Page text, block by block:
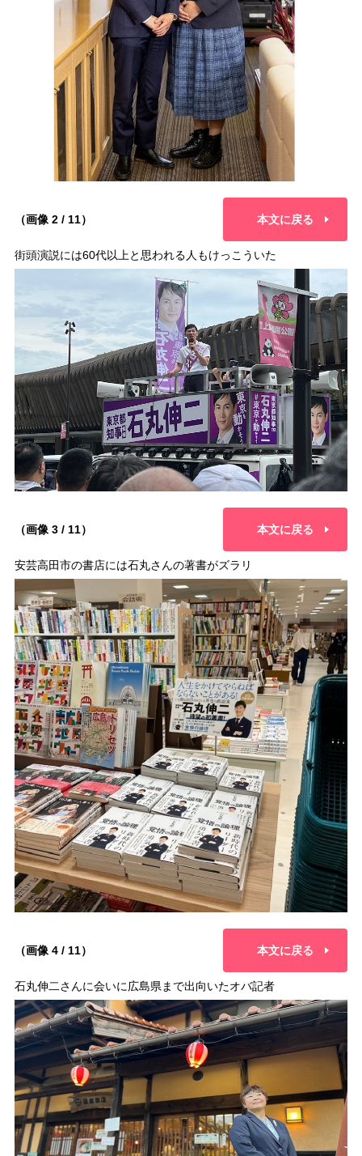
（画像 2 / 11） 本文に戻る
街頭演説には60代以上と思われる人もけっこういた
（画像 3 / 11） 本文に戻る
安芸高田市の書店には石丸さんの著書がズラリ
（画像 4 / 11） 本文に戻る
石丸伸二さんに会いに広島県まで出向いたオバ記者